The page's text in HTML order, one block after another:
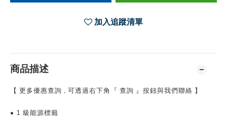
加入追蹤清單
商品描述
【 更多優惠查詢 , 可透過右下角『 查詢 』按鈕與我們聯絡 】
• 1 級能源標籤